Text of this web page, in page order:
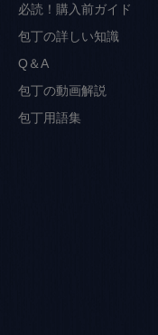
必読！購入前ガイド
包丁の詳しい知識
Q＆A
包丁の動画解説
包丁用語集